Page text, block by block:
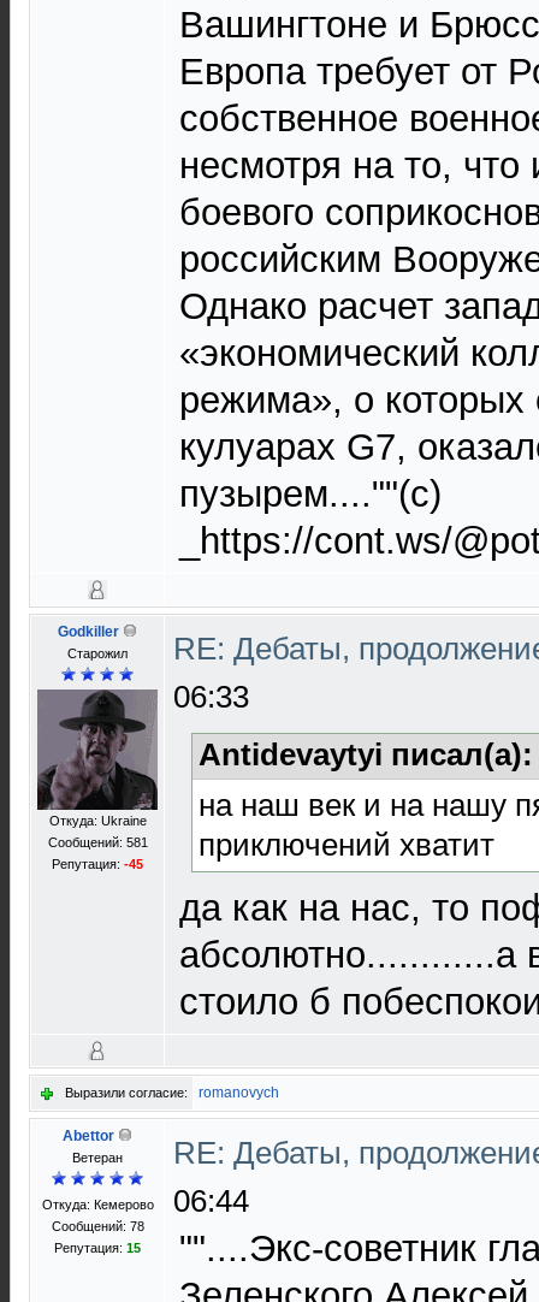
Вашингтоне и
Европа требует от
собственное
несмотря на то,
боевого
российским
Однако расчет
«экономический
режима», о которых
кулуарах G7,
пузырем....""(с)
_https://cont.ws/
Godkiller
Старожил
Откуда: Ukraine
Сообщений: 581
Репутация: -45
RE: Дебаты,
06:33
Antidevaytyi
на наш век и на нашу
приключений хватит
да как на нас, то
абсолютно............а
стоило б
Выразили согласие: romanovych
Abettor
Ветеран
Откуда: Кемерово
Сообщений: 78
Репутация: 15
RE: Дебаты,
06:44
""....Экс-советник